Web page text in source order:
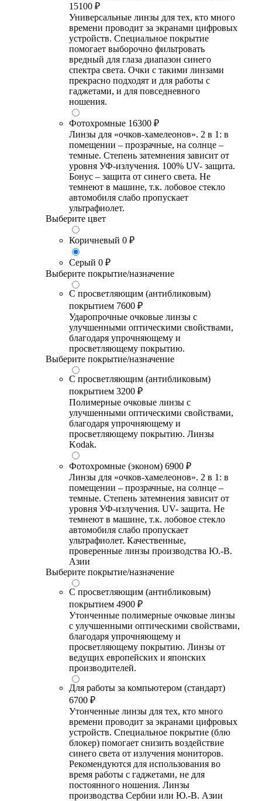
15100 ₽
Универсальные линзы для тех, кто много
времени проводит за экранами цифровых
устройств. Специальное покрытие
помогает выборочно фильтровать
вредный для глаза диапазон синего
спектра света. Очки с такими линзами
прекрасно подходят и для работы с
гаджетами, и для повседневного
ношения.
Фотохромные 16300 ₽
Линзы для «очков-хамелеонов». 2 в 1: в
помещении – прозрачные, на солнце –
темные. Степень затемнения зависит от
уровня УФ-излучения. 100% UV- защита.
Бонус – защита от синего света. Не
темнеют в машине, т.к. лобовое стекло
автомобиля слабо пропускает
ультрафиолет.
Выберите цвет
Коричневый 0 ₽
Серый 0 ₽
Выберите покрытие/назначение
С просветляющим (антибликовым)
покрытием 7600 ₽
Ударопрочные очковые линзы с
улучшенными оптическими свойствами,
благодаря упрочняющему и
просветляющему покрытию.
Выберите покрытие/назначение
С просветляющим (антибликовым)
покрытием 3200 ₽
Полимерные очковые линзы с
улучшенными оптическими свойствами,
благодаря упрочняющему и
просветляющему покрытию. Линзы
Kodak.
Фотохромные (эконом) 6900 ₽
Линзы для «очков-хамелеонов». 2 в 1: в
помещении – прозрачные, на солнце –
темные. Степень затемнения зависит от
уровня УФ-излучения. UV- защита. Не
темнеют в машине, т.к. лобовое стекло
автомобиля слабо пропускает
ультрафиолет. Качественные,
проверенные линзы производства Ю.-В.
Азии
Выберите покрытие/назначение
С просветляющим (антибликовым)
покрытием 4900 ₽
Утонченные полимерные очковые линзы
с улучшенными оптическими свойствами,
благодаря упрочняющему и
просветляющему покрытию. Линзы от
ведущих европейских и японских
производителей.
Для работы за компьютером (стандарт)
6700 ₽
Утонченные линзы для тех, кто много
времени проводит за экранами цифровых
устройств. Специальное покрытие (блю
блокер) помогает снизить воздействие
синего света от излучения мониторов.
Рекомендуются для использования во
время работы с гаджетами, не для
постоянного ношения. Линзы
производства Сербии или Ю.-В. Азии